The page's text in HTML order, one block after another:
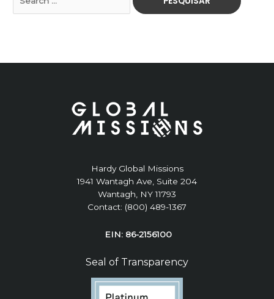
por:
Hardy Global Missions
1941 Wantagh Ave, Suite 204
Wantagh, NY 11793
Contact: (800) 489-1367
EIN: 86-2156100
Seal of Transparency